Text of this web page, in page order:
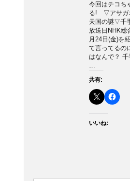
今回はチコち
る! ▽アサガ
天国の謎▽千
放送日NHK総
月24日(金)を
て言ってるの
はなんで？
…
共有:
いいね: